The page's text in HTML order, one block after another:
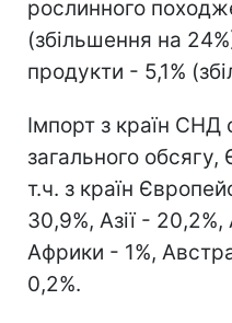
рослинного
(збільшення на
продукти - 5,1%
Імпорт з країн СНД
загального
т.ч. з країн
30,9%, Азії -
Африки - 1%,
0,2%.